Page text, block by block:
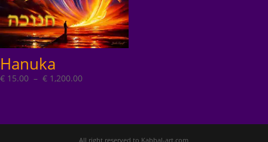
Hanuka
€ 15.00 – € 1,200.00Plage
All right reserved to Kabbal-art.com